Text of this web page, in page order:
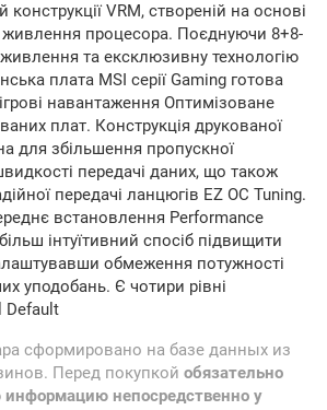
конструкції VRM, створеній на основі
процесора. Поєднуючи 8+8-
живлення та ексклюзивну технологію
плата MSI серії Gaming готова
навантаження Оптимізоване
плат. Конструкція друкованої
для збільшення пропускної
передачі даних, що також
передачі ланцюгів EZ OC Tuning.
встановлення Performance
інтуїтивний спосіб підвищити
обмеження потужності
уподобань. Є чотири рівні
Default
сформировано на базе данных из
Перед покупкой обязательно
информацию непосредственно у